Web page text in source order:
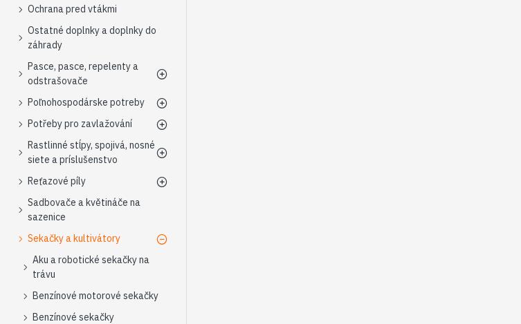
Ochrana pred vtákmi
Ostatné doplnky a doplnky do
záhrady
Pasce, pasce, repelenty a
odstrašovače
Poľnohospodárske potreby
Potřeby pro zavlažování
Rastlinné stĺpy, spojivá, nosné
siete a príslušenstvo
Reťazové píly
Sadbovače a květináče na
sazenice
Sekačky a kultivátory
Aku a robotické sekačky na
trávu
Benzínové motorové sekačky
Benzínové sekačky